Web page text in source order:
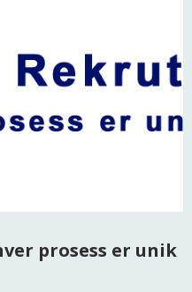
prosess er unik